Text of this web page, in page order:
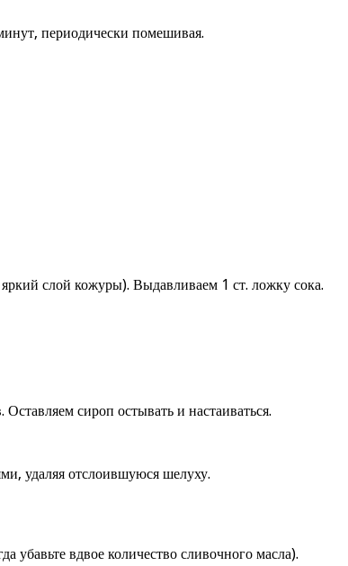
периодически помешивая.
слой кожуры). Выдавливаем 1 ст. ложку сока.
сироп остывать и настаиваться.
удаляя отслоившуюся шелуху.
убавьте вдвое количество сливочного масла).